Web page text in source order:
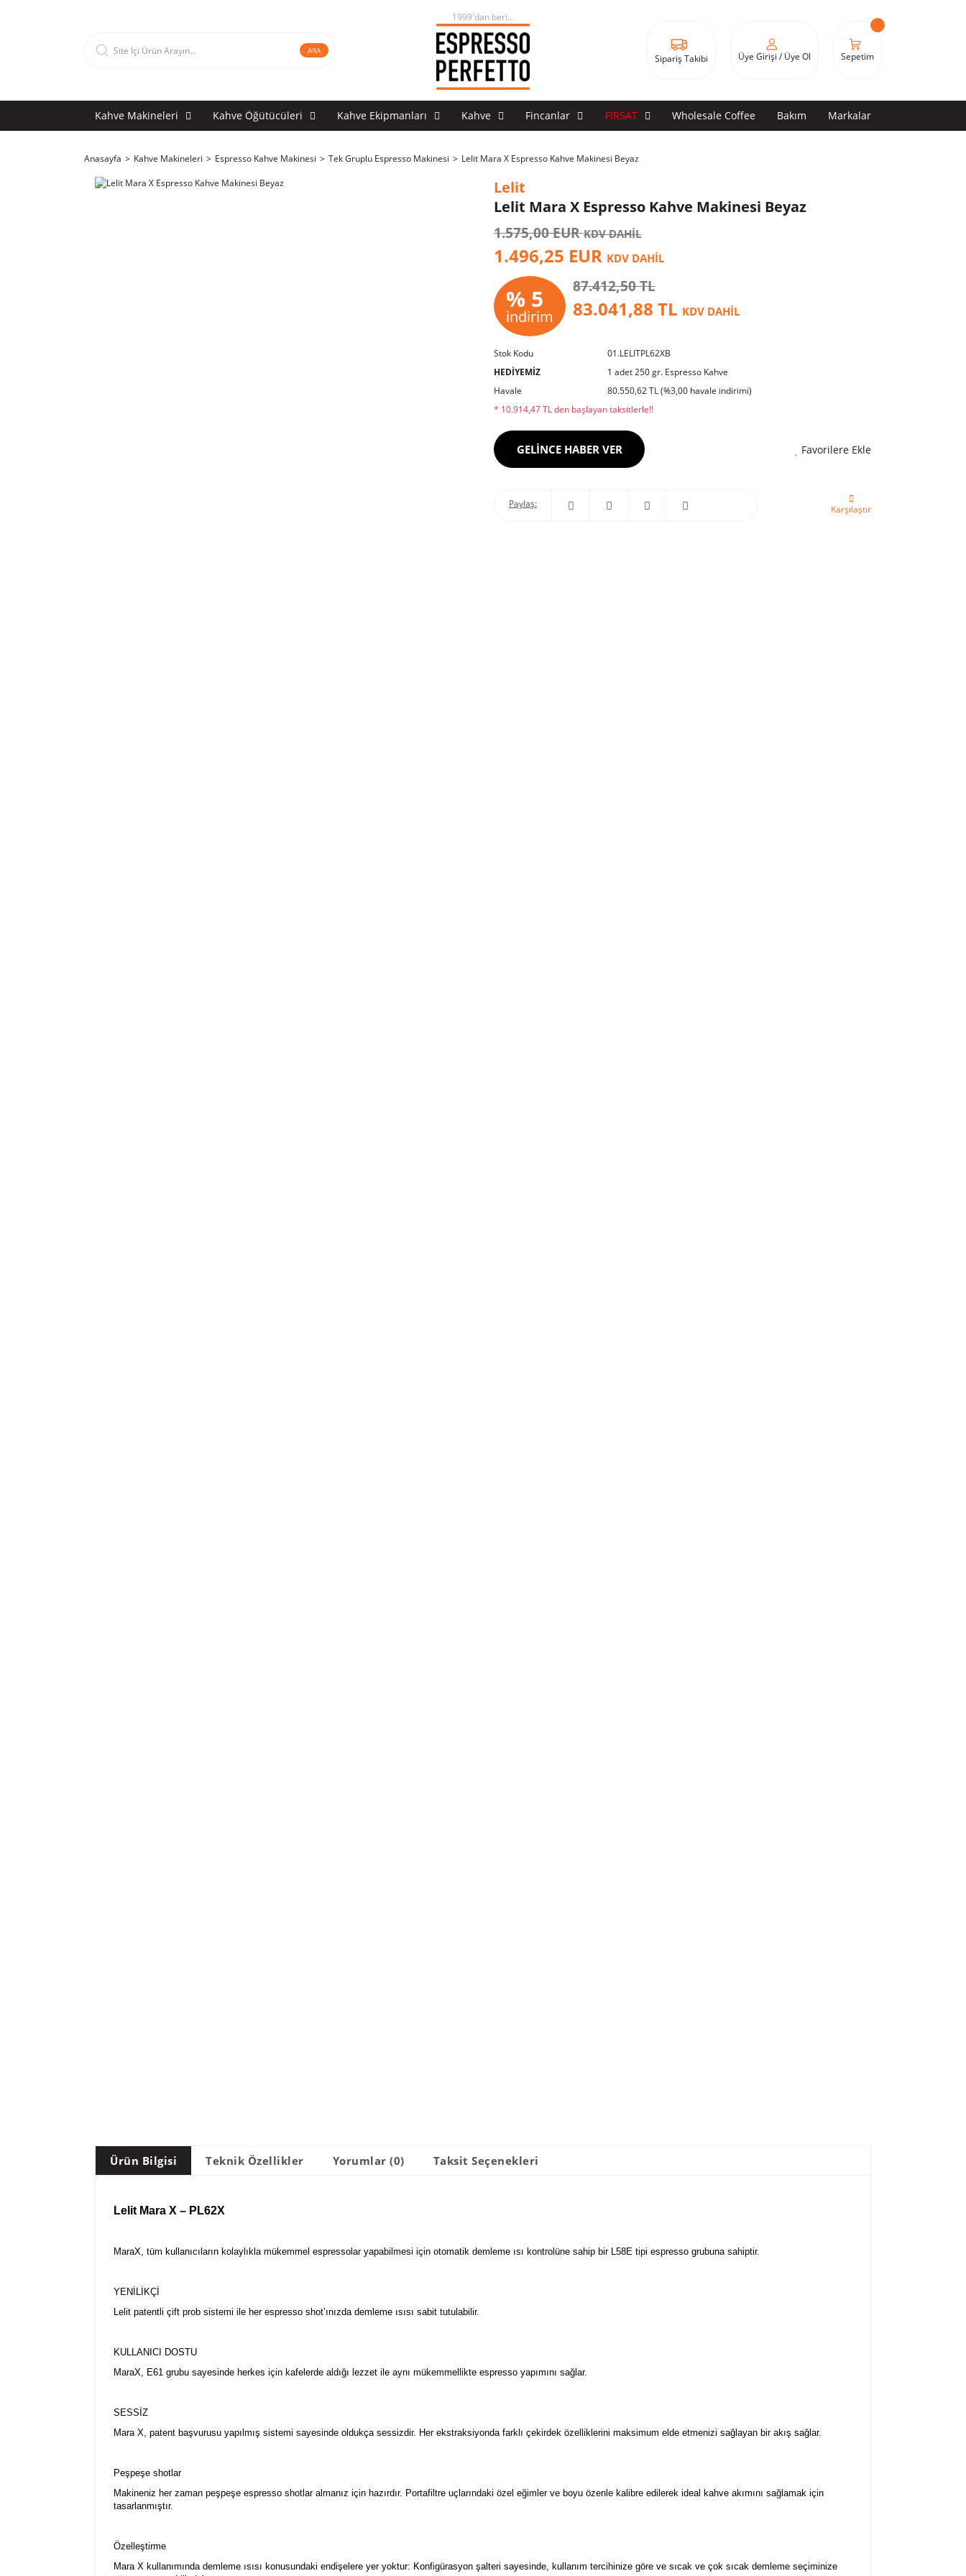
ARA
1999'dan beri...
Sipariş Takibi Üye Girişi / Üye Ol Sepetim
Kahve Makineleri Kahve Öğütücüleri Kahve Ekipmanları Kahve Fincanlar FIRSAT Wholesale Coffee Bakım Markalar
Anasayfa Kahve Makineleri Espresso Kahve Makinesi Tek Gruplu Espresso Makinesi Lelit Mara X Espresso Kahve Makinesi Beyaz
Lelit
Lelit Mara X Espresso Kahve Makinesi Beyaz
1.575,00 EURKDV DAHİL
1.496,25 EUR KDV DAHİL
% 5
indirim
87.412,50 TL
83.041,88 TL KDV DAHİL
Stok Kodu
01.LELITPL62XB
HEDİYEMİZ
1 adet 250 gr. Espresso Kahve
Havale
80.550,62 TL (%3,00 havale indirimi)
* 10.914,47 TL den başlayan taksitlerle!!
GELİNCE HABER VER Favorilere Ekle
Paylaş: Karşılaştır
Ürün Bilgisi Teknik Özellikler Yorumlar (0) Taksit Seçenekleri
Lelit Mara X – PL62X
MaraX, tüm kullanıcıların kolaylıkla mükemmel espressolar yapabilmesi için otomatik demleme ısı kontrolüne sahip bir L58E tipi espresso grubuna sahiptir.
YENİLİKÇİ
Lelit patentli çift prob sistemi ile her espresso shot’ınızda demleme ısısı sabit tutulabilir.
KULLANICI DOSTU
MaraX, E61 grubu sayesinde herkes için kafelerde aldığı lezzet ile aynı mükemmellikte espresso yapımını sağlar.
SESSİZ
Mara X, patent başvurusu yapılmış sistemi sayesinde oldukça sessizdir. Her ekstraksiyonda farklı çekirdek özelliklerini maksimum elde etmenizi sağlayan bir akış sağlar.
Peşpeşe shotlar
Makineniz her zaman peşpeşe espresso shotlar almanız için hazırdır. Portafiltre uçlarındaki özel eğimler ve boyu özenle kalibre edilerek ideal kahve akımını sağlamak için
tasarlanmıştır.
Özelleştirme
Mara X kullanımında demleme ısısı konusundaki endişelere yer yoktur: Konfigürasyon şalteri sayesinde, kullanım tercihinize göre ve sıcak ve çok sıcak demleme seçiminize